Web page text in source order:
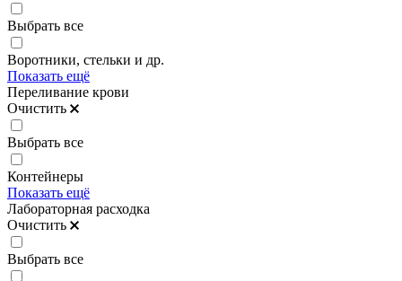
Выбрать все
Воротники, стельки и др.
Показать ещё
Переливание крови
Очистить
Выбрать все
Контейнеры
Показать ещё
Лабораторная расходка
Очистить
Выбрать все